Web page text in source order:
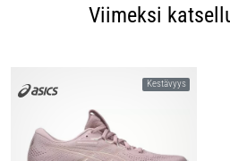
Viimeksi
Kestävyys